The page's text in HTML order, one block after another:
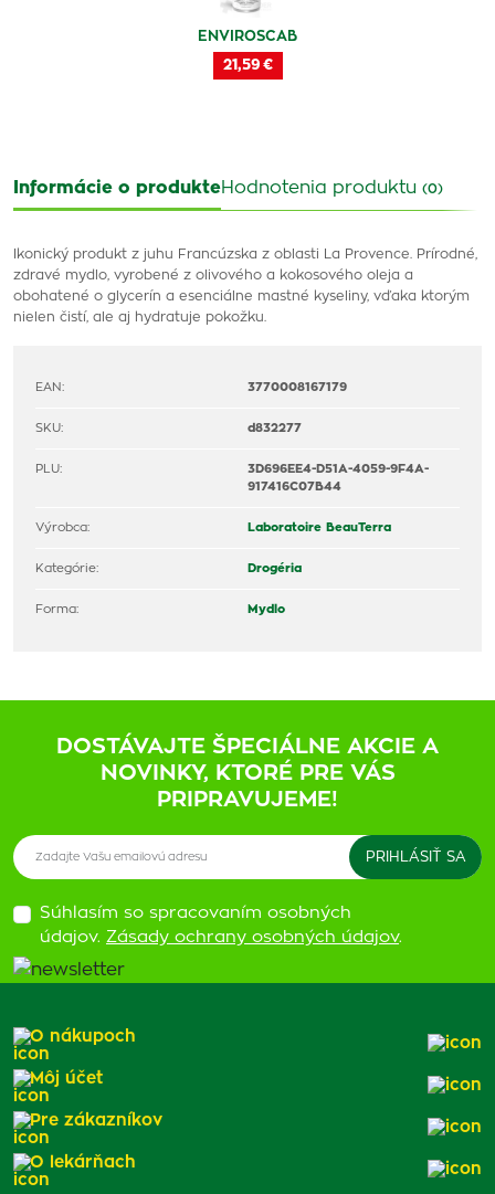
ENVIROSCAB
21,59 €
Informácie o produkteHodnotenia produktu (0)
Ikonický produkt z juhu Francúzska z oblasti La Provence. Prírodné,
zdravé mydlo, vyrobené z olivového a kokosového oleja a
obohatené o glycerín a esenciálne mastné kyseliny, vďaka ktorým
nielen čistí, ale aj hydratuje pokožku.
EAN: 3770008167179
SKU: d832277
PLU:
3D696EE4-D51A-4059-9F4A-
917416C07B44
Výrobca: Laboratoire BeauTerra
Kategórie: Drogéria
Forma: Mydlo
DOSTÁVAJTE ŠPECIÁLNE AKCIE A
NOVINKY, KTORÉ PRE VÁS
PRIPRAVUJEME!
Súhlasím so spracovaním osobných
údajov. Zásady ochrany osobných údajov.
O nákupoch
Môj účet
Pre zákazníkov
O lekárňach